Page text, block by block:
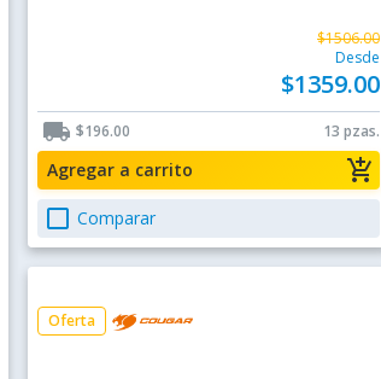
$1506.00
Desde
$1359.00
local_shipping $196.00 13 pzas.
add_shopping_cart
Agregar a carrito
check_box_outline_blank Comparar
Oferta